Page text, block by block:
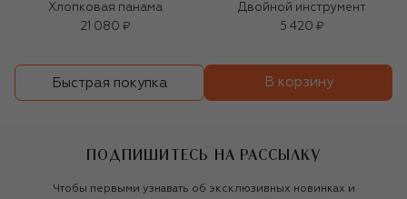
Хлопковая панама
21 080 ₽
Двойной инструмент
5 420 ₽
Быстрая покупка В корзину
ПОДПИШИТЕСЬ НА РАССЫЛКУ
Чтобы первыми узнавать об эксклюзивных новинках и